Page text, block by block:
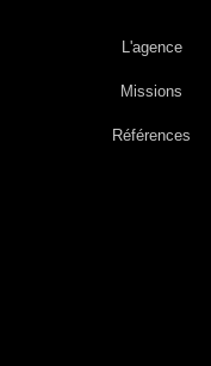
L'agence
Missions
Références